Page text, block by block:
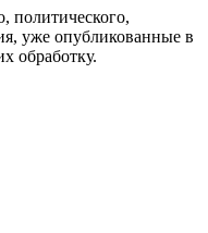
политического,
уже опубликованные в
обработку.